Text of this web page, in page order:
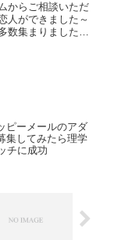
からご相談いただ
人ができました～
数集まりましたの
ピーメールのアダ
集してみたら理学
チに成功